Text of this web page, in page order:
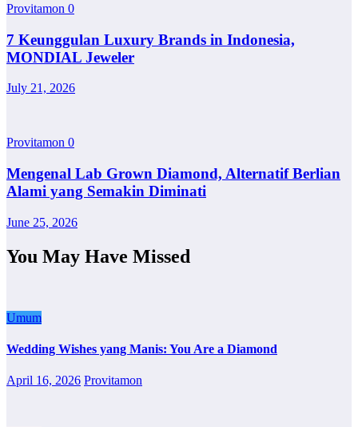
Provitamon 0
7 Keunggulan Luxury Brands in Indonesia,
MONDIAL Jeweler
July 21, 2026
Provitamon 0
Mengenal Lab Grown Diamond, Alternatif Berlian
Alami yang Semakin Diminati
June 25, 2026
You May Have Missed
Umum
Wedding Wishes yang Manis: You Are a Diamond
April 16, 2026 Provitamon